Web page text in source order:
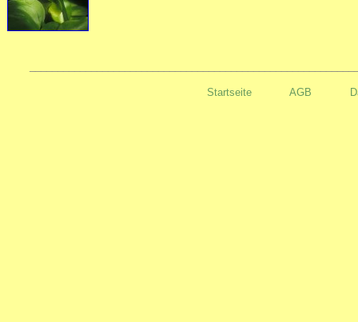
Startseite AGB